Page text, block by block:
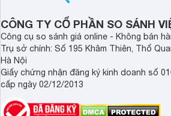
CÔNG TY CỔ PHẦN SO SÁNH
Công cụ so sánh giá online - Không bán
Trụ sở chính: Số 195 Khâm Thiên, Thổ
Hà Nội
Giấy chứng nhận đăng ký kinh doanh số
cấp ngày 02/12/2013